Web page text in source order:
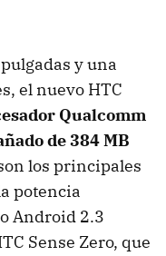
y una
el nuevo HTC
Qualcomm
de 384 MB
los principales
potencia
Android 2.3
Sense Zero, que